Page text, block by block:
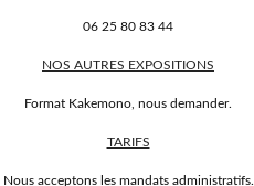
06 25 80 83 44
NOS AUTRES EXPOSITIONS
Format Kakemono, nous demander.
TARIFS
Nous acceptons les mandats administratifs.